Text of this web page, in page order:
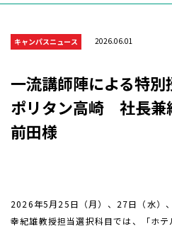
キャンパスニュース 2026.06.01
一流講師陣による特
ポリタン高崎 社長兼
前田様
2026年5月25日（月）、 27日（水）
幸紀雄教授担当選択科目では、「ホ